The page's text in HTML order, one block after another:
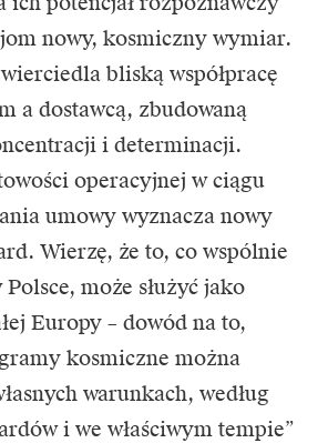
nowy, kosmiczny wymiar.
bliską współpracę
a dostawcą, zbudowaną
i determinacji.
operacyjnej w ciągu
umowy wyznacza nowy
Wierzę, że to, co wspólnie
może służyć jako
Europy – dowód na to,
kosmiczne można
warunkach, według
i we właściwym tempie”